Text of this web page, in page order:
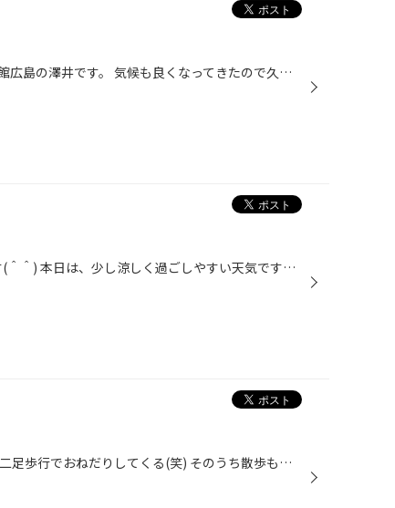
こんにちは。安佐南区八木のタイヤ館広島の澤井です。 気候も良くなってきたので久々にバイクに乗ろうと思い立ち、エンジンをかけようとするも…動かない(汗) バッテリー充電しても、新しいガソリン入れてもエンジン始動する気配すらない(泣) よく音を聞いてみると、燃料ポンプの音が全くしない… ネ...
あ～ どーも タイヤ館広島の相田です(＾＾) 本日は、少し涼しく過ごしやすい天気ですね！ 明日から雨が降るみたいですので おクルマの運転には、充分にお気をつけください(＞＜) それはそうと、 思い切って店頭を大幅レイアウト変更を行いました！ 店頭の売り場ますます拡大中です(＾＾) お買い得な...
毎日の日課↓ 僕がご飯を食べてると二足歩行でおねだりしてくる(笑) そのうち散歩も二足歩行でするのではないかとドキドキしてます(←それはムリ)。 で、おねだりしてももらえないでいると↓ …すねておねえさん座り(笑) いやいや、あなたさっきご飯食べましたよね⁉ みたいな(笑) そんな１日の終わり(笑)